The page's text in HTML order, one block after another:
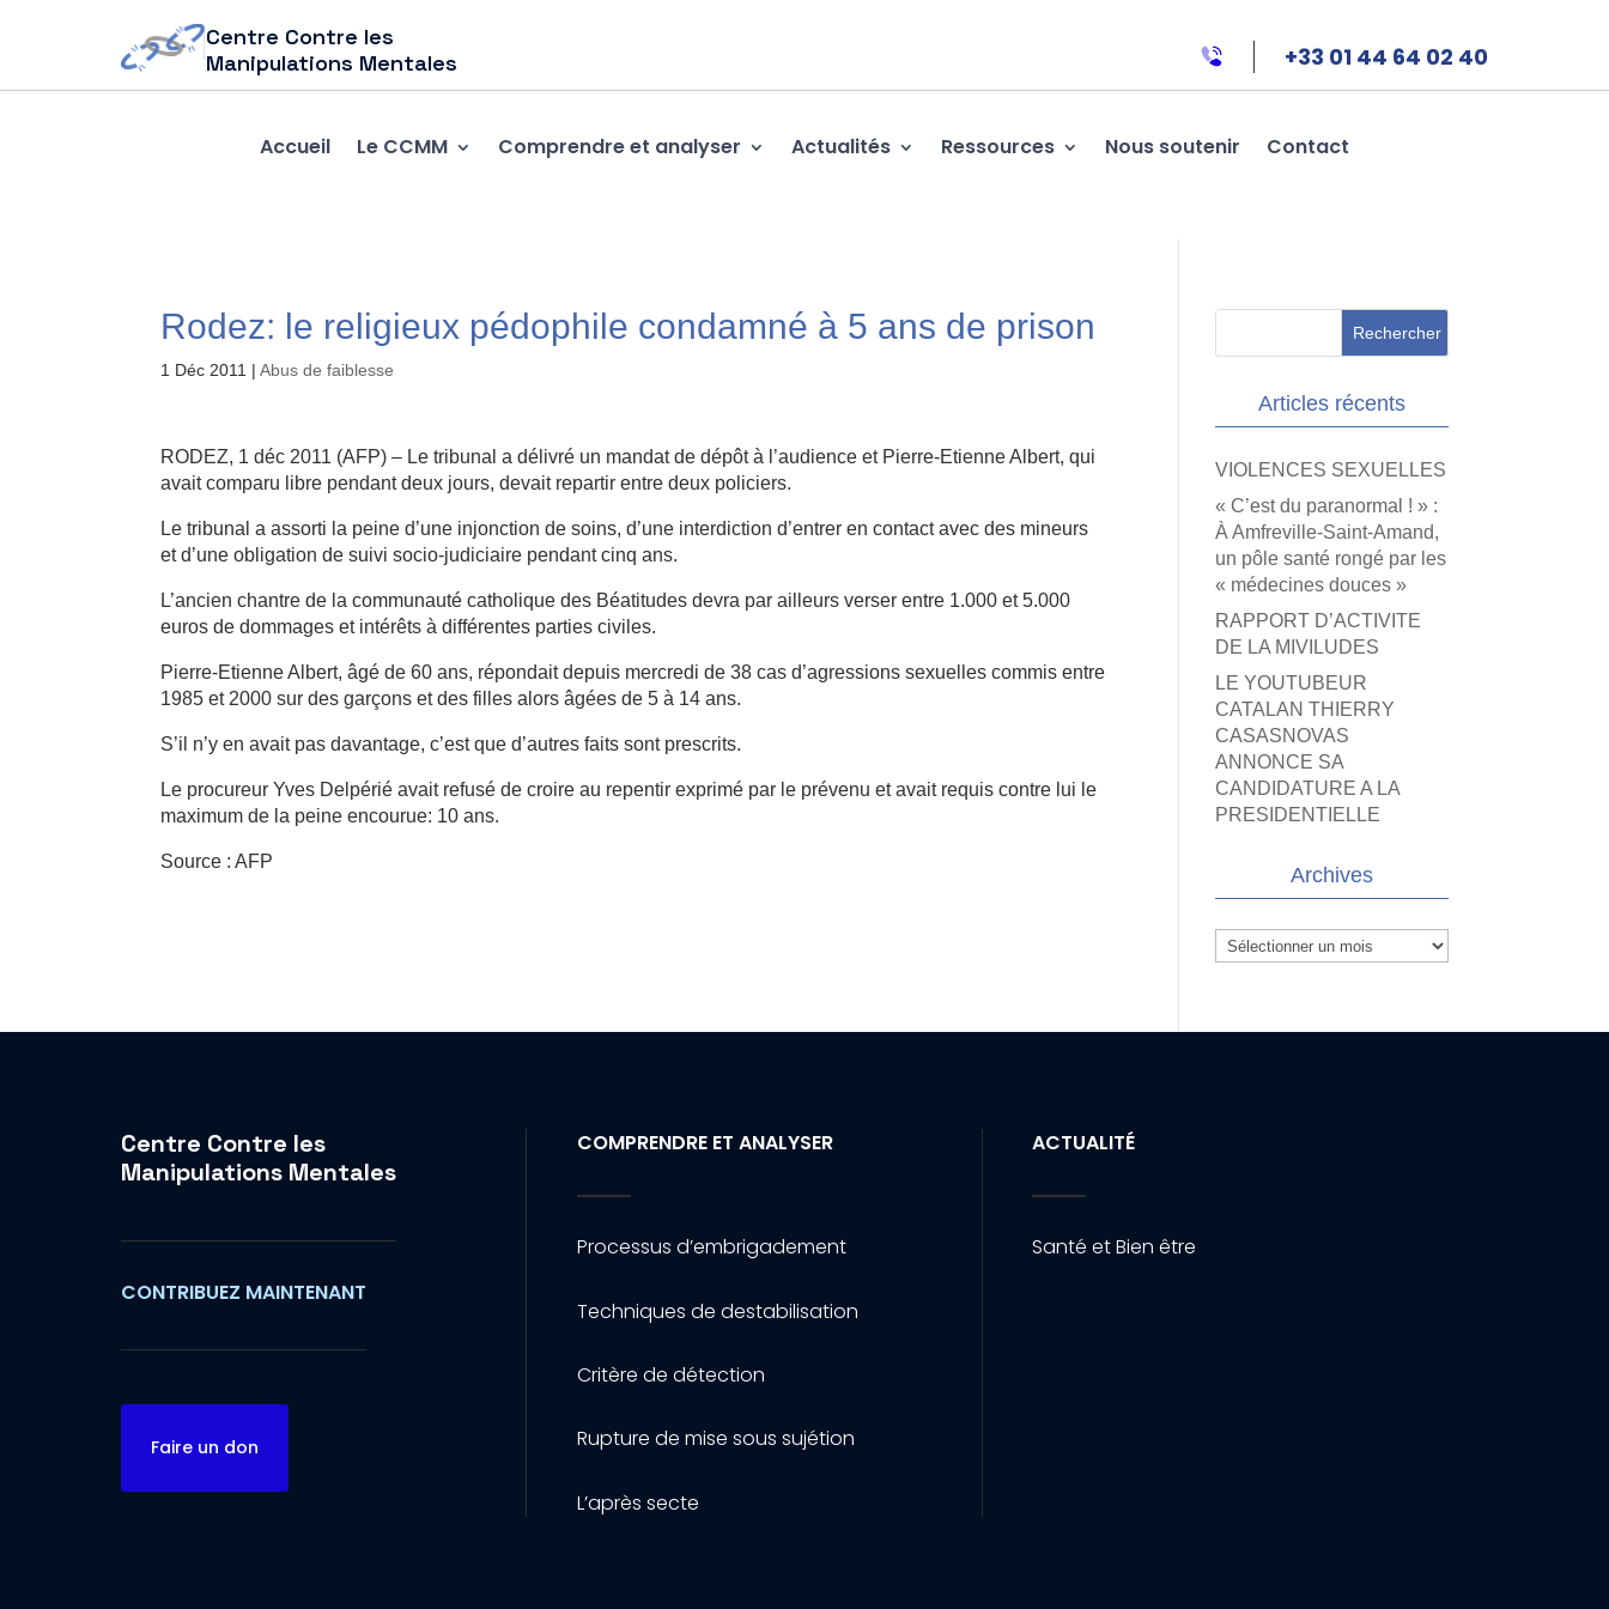
Centre Contre les
Manipulations Mentales
+33 01 44 64 02 40
Accueil Le CCMM Comprendre et analyser Actualités Ressources Nous soutenir Contact
Rodez: le religieux pédophile condamné à 5 ans de prison
1 Déc 2011 |Abus de faiblesse
RODEZ, 1 déc 2011 (AFP) – Le tribunal a délivré un mandat de dépôt à l’audience et Pierre-Etienne Albert, qui
avait comparu libre pendant deux jours, devait repartir entre deux policiers.
Le tribunal a assorti la peine d’une injonction de soins, d’une interdiction d’entrer en contact avec des mineurs
et d’une obligation de suivi socio-judiciaire pendant cinq ans.
L’ancien chantre de la communauté catholique des Béatitudes devra par ailleurs verser entre 1.000 et 5.000
euros de dommages et intérêts à différentes parties civiles.
Pierre-Etienne Albert, âgé de 60 ans, répondait depuis mercredi de 38 cas d’agressions sexuelles commis entre
1985 et 2000 sur des garçons et des filles alors âgées de 5 à 14 ans.
S’il n’y en avait pas davantage, c’est que d’autres faits sont prescrits.
Le procureur Yves Delpérié avait refusé de croire au repentir exprimé par le prévenu et avait requis contre lui le
maximum de la peine encourue: 10 ans.
Source : AFP
Articles récents
VIOLENCES SEXUELLES
« C’est du paranormal ! » :
À Amfreville-Saint-Amand,
un pôle santé rongé par les
« médecines douces »
RAPPORT D’ACTIVITE
DE LA MIVILUDES
LE YOUTUBEUR
CATALAN THIERRY
CASASNOVAS
ANNONCE SA
CANDIDATURE A LA
PRESIDENTIELLE
Archives
Archives
Centre Contre les
Manipulations Mentales
CONTRIBUEZ MAINTENANT
Faire un don
COMPRENDRE ET ANALYSER
Processus d’embrigadement
Techniques de destabilisation
Critère de détection
Rupture de mise sous sujétion
L’après secte
ACTUALITÉ
Santé et Bien être